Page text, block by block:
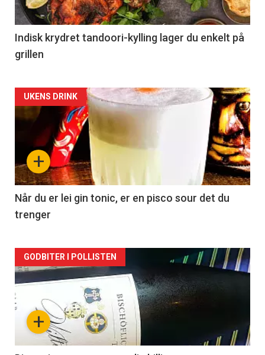
Indisk krydret tandoori-kylling lager du enkelt på
grillen
Forsiden
akkurat
nå
-
2
+
UKENS DRINK
Når du er lei gin tonic, er en pisco sour det du
trenger
Forsiden
akkurat
nå+
GODBITER I POLLISTEN